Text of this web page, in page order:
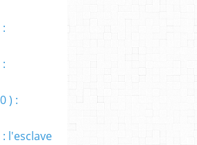
) :
l'esclave